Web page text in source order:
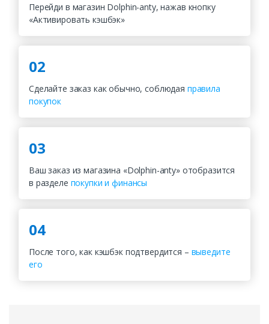
Перейди в магазин Dolphin-anty, нажав кнопку
«Активировать кэшбэк»
02
Сделайте заказ как обычно, соблюдая правила
покупок
03
Ваш заказ из магазина «Dolphin-anty» отобразится
в разделе покупки и финансы
04
После того, как кэшбэк подтвердится – выведите
его